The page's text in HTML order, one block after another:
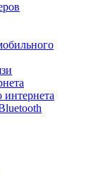
интернета